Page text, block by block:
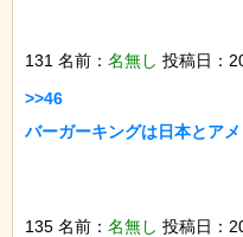
131 名前： 名無し 投稿日：
>>46
バーガーキングは日本とア
135 名前： 名無し 投稿日：